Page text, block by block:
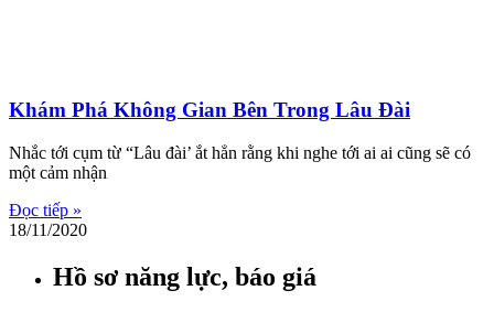
Khám Phá Không Gian Bên Trong Lâu Đài
Nhắc tới cụm từ “Lâu đài’ ắt hẳn rằng khi nghe tới ai ai cũng sẽ có
một cảm nhận
Đọc tiếp »
18/11/2020
Hồ sơ năng lực, báo giá